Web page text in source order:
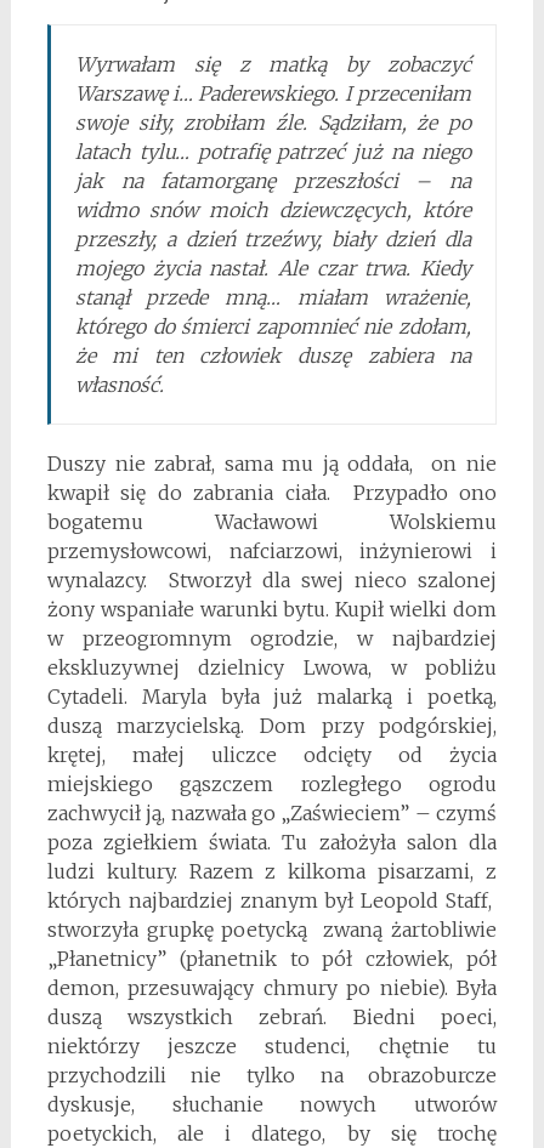
Wyrwałam się z matką by zobaczyć
Warszawę i… Paderewskiego. I przeceniłam
swoje siły, zrobiłam źle. Sądziłam, że po
latach tylu… potrafię patrzeć już na niego
jak na fatamorganę przeszłości – na
widmo snów moich dziewczęcych, które
przeszły, a dzień trzeźwy, biały dzień dla
mojego życia nastał. Ale czar trwa. Kiedy
stanął przede mną… miałam wrażenie,
którego do śmierci zapomnieć nie zdołam,
że mi ten człowiek duszę zabiera na
własność.
Duszy nie zabrał, sama mu ją oddała, on nie
kwapił się do zabrania ciała. Przypadło ono
bogatemu Wacławowi Wolskiemu
przemysłowcowi, nafciarzowi, inżynierowi i
wynalazcy. Stworzył dla swej nieco szalonej
żony wspaniałe warunki bytu. Kupił wielki dom
w przeogromnym ogrodzie, w najbardziej
ekskluzywnej dzielnicy Lwowa, w pobliżu
Cytadeli. Maryla była już malarką i poetką,
duszą marzycielską. Dom przy podgórskiej,
krętej, małej uliczce odcięty od życia
miejskiego gąszczem rozległego ogrodu
zachwycił ją, nazwała go „Zaświeciem” – czymś
poza zgiełkiem świata. Tu założyła salon dla
ludzi kultury. Razem z kilkoma pisarzami, z
których najbardziej znanym był Leopold Staff,
stworzyła grupkę poetycką zwaną żartobliwie
„Płanetnicy” (płanetnik to pół człowiek, pół
demon, przesuwający chmury po niebie). Była
duszą wszystkich zebrań. Biedni poeci,
niektórzy jeszcze studenci, chętnie tu
przychodzili nie tylko na obrazoburcze
dyskusje, słuchanie nowych utworów
poetyckich, ale i dlatego, by się trochę